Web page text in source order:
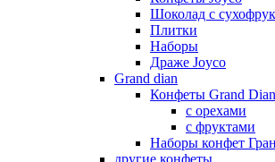
Шоколад с
Плитки
Наборы
Драже Joyco
Grand dian
Конфеты Grand Dian
с орехами
с фруктами
Наборы конфет
другие конфеты